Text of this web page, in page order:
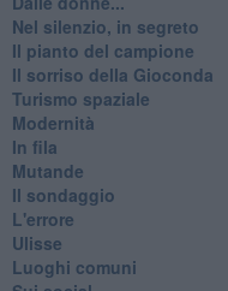
Nel silenzio, in segreto
Il pianto del campione
Il sorriso della Gioconda
Turismo spaziale
Modernità
In fila
Mutande
Il sondaggio
L'errore
Ulisse
Luoghi comuni